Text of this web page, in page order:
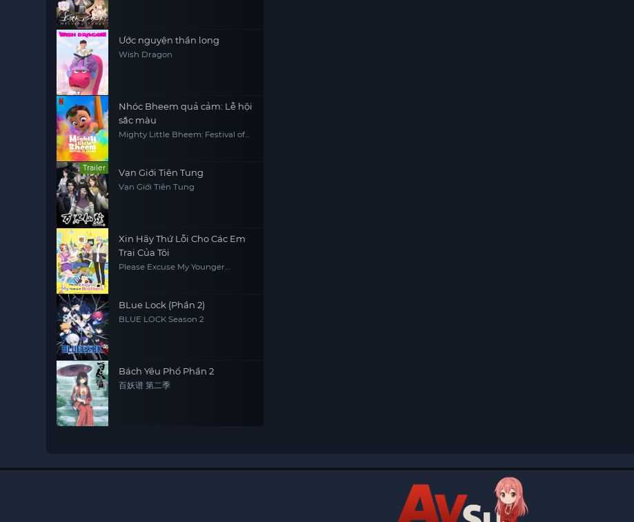
Ước nguyện thần long
Wish Dragon
Nhóc Bheem quả cảm: Lễ hội
sắc màu
Mighty Little Bheem: Festival of
Trailer Vạn Giới Tiên Tung
Vạn Giới Tiên Tung
Xin Hãy Thứ Lỗi Cho Các Em
Trai Của Tôi
Please Excuse My Younger
BLue Lock (Phần 2)
BLUE LOCK Season 2
Bách Yêu Phổ Phần 2
百妖谱 第二季